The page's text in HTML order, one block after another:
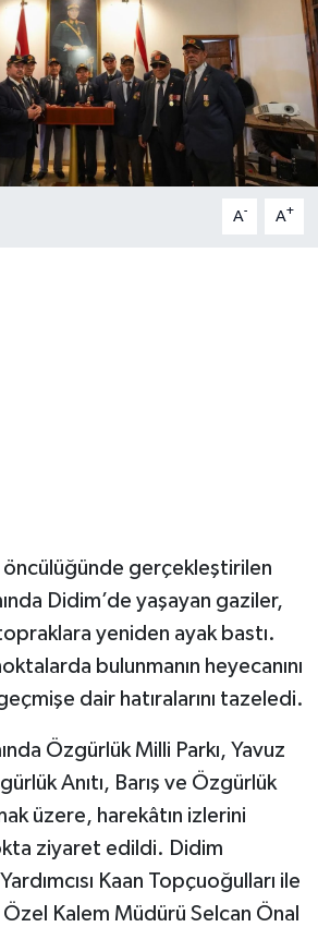
A- A+
öncülüğünde gerçekleştirilen
Didim’de yaşayan gaziler,
yeniden ayak bastı.
bulunmanın heyecanını
dair hatıralarını tazeledi.
Özgürlük Milli Parkı, Yavuz
Anıtı, Barış ve Özgürlük
üzere, harekâtın izlerini
ziyaret edildi. Didim
Kaan Topçuoğulları ile
Kalem Müdürü Selcan Önal